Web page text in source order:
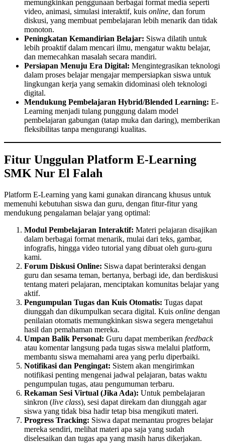
memungkinkan penggunaan berbagai format media seperti
video, animasi, simulasi interaktif, kuis online, dan forum
diskusi, yang membuat pembelajaran lebih menarik dan tidak
monoton.
Peningkatan Kemandirian Belajar: Siswa dilatih untuk
lebih proaktif dalam mencari ilmu, mengatur waktu belajar,
dan memecahkan masalah secara mandiri.
Persiapan Menuju Era Digital: Mengintegrasikan teknologi
dalam proses belajar mengajar mempersiapkan siswa untuk
lingkungan kerja yang semakin didominasi oleh teknologi
digital.
Mendukung Pembelajaran Hybrid/Blended Learning: E-
Learning menjadi tulang punggung dalam model
pembelajaran gabungan (tatap muka dan daring), memberikan
fleksibilitas tanpa mengurangi kualitas.
Fitur Unggulan Platform E-Learning
SMK Nur El Falah
Platform E-Learning yang kami gunakan dirancang khusus untuk
memenuhi kebutuhan siswa dan guru, dengan fitur-fitur yang
mendukung pengalaman belajar yang optimal:
Modul Pembelajaran Interaktif: Materi pelajaran disajikan
dalam berbagai format menarik, mulai dari teks, gambar,
infografis, hingga video tutorial yang dibuat oleh guru-guru
kami.
Forum Diskusi Online: Siswa dapat berinteraksi dengan
guru dan sesama teman, bertanya, berbagi ide, dan berdiskusi
tentang materi pelajaran, menciptakan komunitas belajar yang
aktif.
Pengumpulan Tugas dan Kuis Otomatis: Tugas dapat
diunggah dan dikumpulkan secara digital. Kuis online dengan
penilaian otomatis memungkinkan siswa segera mengetahui
hasil dan pemahaman mereka.
Umpan Balik Personal: Guru dapat memberikan feedback
atau komentar langsung pada tugas siswa melalui platform,
membantu siswa memahami area yang perlu diperbaiki.
Notifikasi dan Pengingat: Sistem akan mengirimkan
notifikasi penting mengenai jadwal pelajaran, batas waktu
pengumpulan tugas, atau pengumuman terbaru.
Rekaman Sesi Virtual (Jika Ada): Untuk pembelajaran
sinkron (live class), sesi dapat direkam dan diunggah agar
siswa yang tidak bisa hadir tetap bisa mengikuti materi.
Progress Tracking: Siswa dapat memantau progres belajar
mereka sendiri, melihat materi apa saja yang sudah
diselesaikan dan tugas apa yang masih harus dikerjakan.